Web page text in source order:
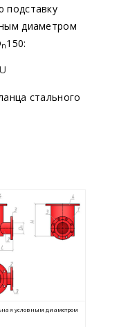
подставку
диаметром
n150:
стального